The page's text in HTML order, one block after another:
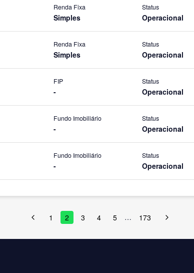
Renda Fixa
Simples
Status
Operacional
Renda Fixa
Simples
Status
Operacional
FIP
-
Status
Operacional
Fundo Imobiliário
-
Status
Operacional
Fundo Imobiliário
-
Status
Operacional
1 2 3 4 5 … 173